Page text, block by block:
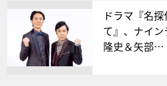
ドラマ『名
て』、ナイ
隆史＆矢部…